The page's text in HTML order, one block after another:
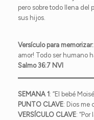
pero sobre todo llena del
sus hijos.
Versículo para memorizar:
amor! Todo ser humano
Salmo 36:7 NVI
SEMANA 1: “El bebé
PUNTO CLAVE: Dios me
VERSÍCULO CLAVE: